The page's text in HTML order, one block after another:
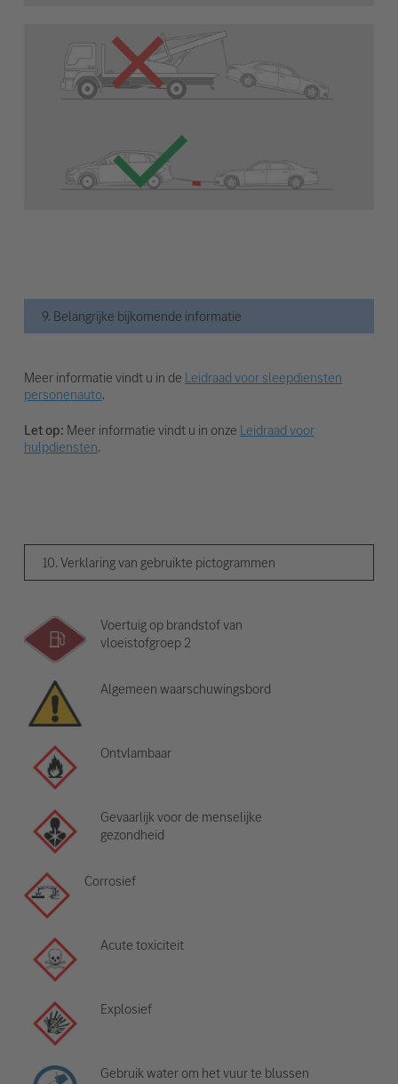
9. Belangrijke bijkomende informatie
Meer informatie vindt u in de Leidraad voor sleepdiensten
personenauto.
Let op: Meer informatie vindt u in onze Leidraad voor
hulpdiensten.
10. Verklaring van gebruikte pictogrammen
Voertuig op brandstof van
vloeistofgroep 2
Algemeen waarschuwingsbord
Ontvlambaar
Gevaarlijk voor de menselijke
gezondheid
Corrosief
Acute toxiciteit
Explosief
Gebruik water om het vuur te blussen